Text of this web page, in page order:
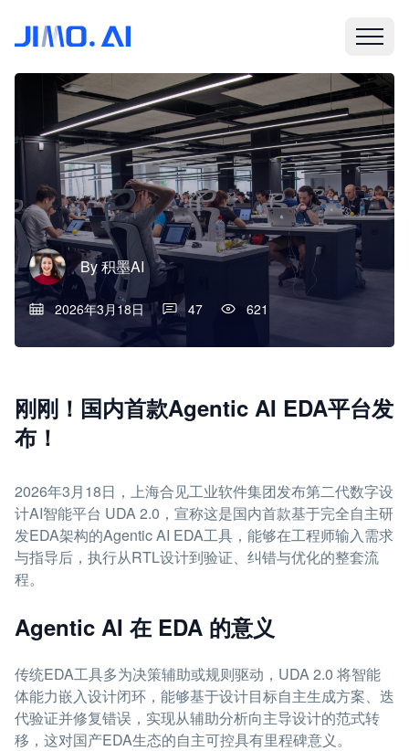
By积墨AI
2026年3月18日 47 621
刚刚！国内首款Agentic AI EDA平台发
布！
2026年3月18日，上海合见工业软件集团发布第二代数字设
计AI智能平台 UDA 2.0，宣称这是国内首款基于完全自主研
发EDA架构的Agentic AI EDA工具，能够在工程师输入需求
与指导后，执行从RTL设计到验证、纠错与优化的整套流
程。
Agentic AI 在 EDA 的意义
传统EDA工具多为决策辅助或规则驱动，UDA 2.0 将智能
体能力嵌入设计闭环，能够基于设计目标自主生成方案、迭
代验证并修复错误，实现从辅助分析向主导设计的范式转
移，这对国产EDA生态的自主可控具有里程碑意义。